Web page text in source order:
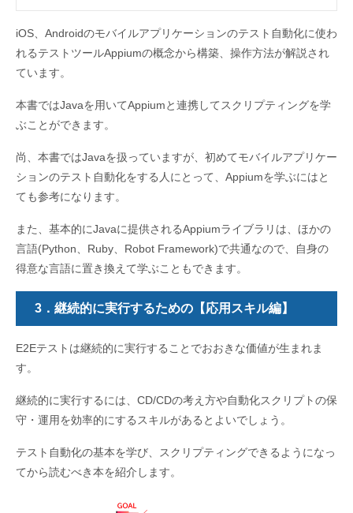
iOS、Androidのモバイルアプリケーションのテスト自動化に使わ
れるテストツールAppiumの概念から構築、操作方法が解説され
ています。
本書ではJavaを用いてAppiumと連携してスクリプティングを学
ぶことができます。
尚、本書ではJavaを扱っていますが、初めてモバイルアプリケー
ションのテスト自動化をする人にとって、Appiumを学ぶにはと
ても参考になります。
また、基本的にJavaに提供されるAppiumライブラリは、ほかの
言語(Python、Ruby、Robot Framework)で共通なので、自身の
得意な言語に置き換えて学ぶこともできます。
3．継続的に実行するための【応用スキル編】
E2Eテストは継続的に実行することでおおきな価値が生まれま
す。
継続的に実行するには、CD/CDの考え方や自動化スクリプトの保
守・運用を効率的にするスキルがあるとよいでしょう。
テスト自動化の基本を学び、スクリプティングできるようになっ
てから読むべき本を紹介します。